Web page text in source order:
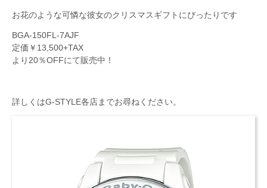
お花のような可憐な彼女のクリスマスギフトにぴったりです
BGA-150FL-7AJF
定価￥13,500+TAX
より20％OFFにて販売中！
詳しくはG-STYLE各店までお尋ねください。